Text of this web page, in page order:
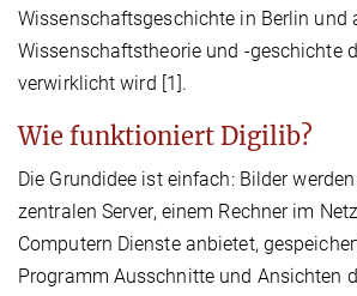
Wissenschaftsgeschichte in Berlin und
Wissenschaftstheorie und -geschichte
verwirklicht wird [1].
Wie funktioniert Digilib?
Die Grundidee ist einfach: Bilder
zentralen Server, einem Rechner im
Computern Dienste anbietet,
Programm Ausschnitte und Ansichten